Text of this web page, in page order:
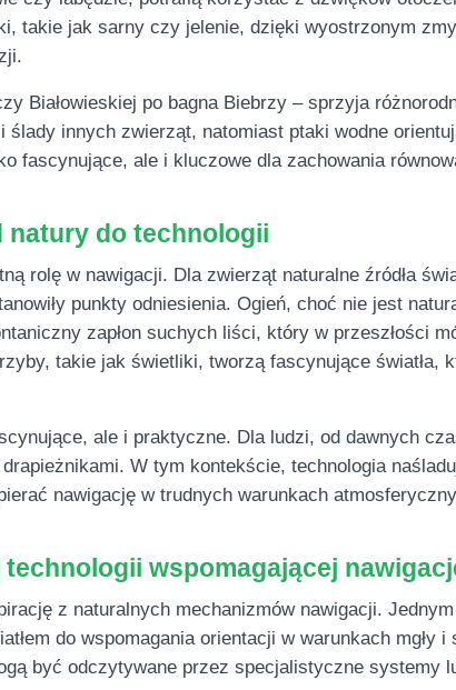
takie jak sarny czy jelenie, dzięki wyostrzonym
Białowieskiej po bagna Biebrzy – sprzyja
innych zwierząt, natomiast ptaki wodne
fascynujące, ale i kluczowe dla zachowania
natury do technologii
rolę w nawigacji. Dla zwierząt naturalne źródła
punkty odniesienia. Ogień, choć nie jest
zapłon suchych liści, który w przeszłości
takie jak świetliki, tworzą fascynujące światła,
ale i praktyczne. Dla ludzi, od dawnych
W tym kontekście, technologia
nawigację w trudnych warunkach
wspomagającej
z naturalnych mechanizmów nawigacji.
do wspomagania orientacji w warunkach mgły i
być odczytywane przez specjalistyczne systemy